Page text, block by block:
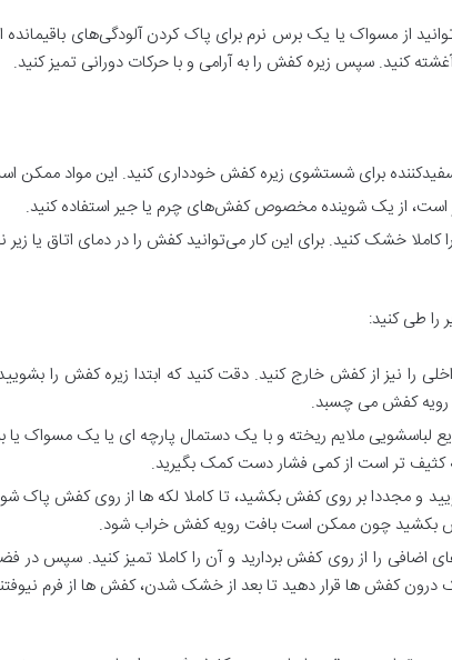
از مسواک یا یک برس نرم برای پاک کردن آلودگی‌های باقیمانده
کنید. سپس زیره کفش را به آرامی و با حرکات دورانی تمیز کنید.
سفیدکننده برای شستشوی زیره کفش خودداری کنید. این مواد
از یک شوینده مخصوص کفش‌های چرم یا جیر استفاده کنید.
خشک کنید. برای این کار می‌توانید کفش را در دمای اتاق یا
طی کنید:
را نیز از کفش خارج کنید. دقت کنید که ابتدا زیره کفش را
رویه کفش می چسبد.
لباسشویی ملایم ریخته و با یک دستمال پارچه ای یا یک مسواک یا
تر است از کمی فشار دست کمک بگیرید.
و مجددا بر روی کفش بکشید، تا کاملا لکه ها از روی کفش پاک
بکشید چون ممکن است بافت رویه کفش خراب شود.
را از روی کفش بردارید و آن را کاملا تمیز کنید. سپس در
کفش ها قرار دهید تا بعد از خشک شدن، کفش ها از فرم